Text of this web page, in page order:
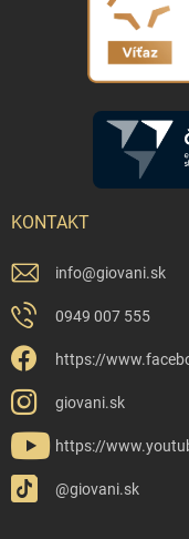
KONTAKT
info@giovani.sk
0949 007 555
https://
giovani.sk
https://
@giovani.sk